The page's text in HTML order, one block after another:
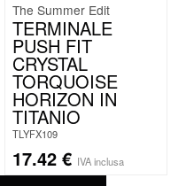
The Summer Edit
TERMINALE
PUSH FIT
CRYSTAL
TORQUOISE
HORIZON IN
TITANIO
TLYFX109
17.42 € IVA inclusa